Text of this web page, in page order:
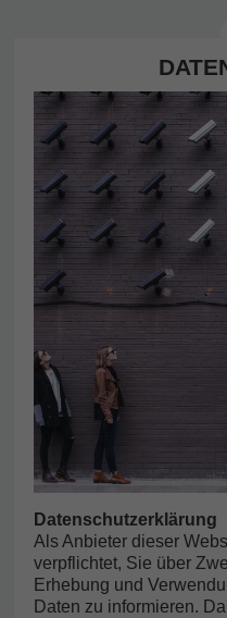
Datenschutzerklärung
Als Anbieter dieser
verpflichtet, Sie über
Erhebung und
Daten zu informieren.